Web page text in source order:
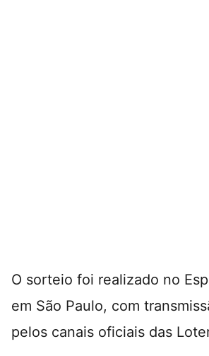
O sorteio foi realizado no
em São Paulo, com
pelos canais oficiais das